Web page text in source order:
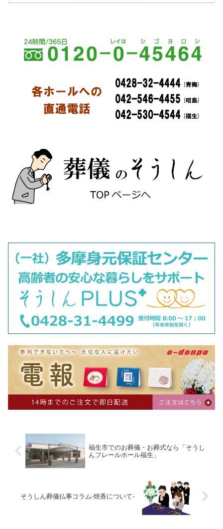
福生市でのお葬儀・お葬式なら「そうし
んフレールホール福生」
そうしん葬儀仏事コラム-焼香について-